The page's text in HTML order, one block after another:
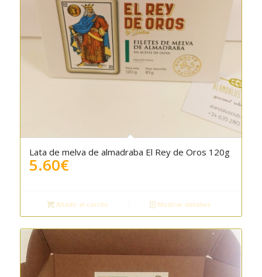
Lata de melva de almadraba El Rey de Oros 120g
5.60€
Añadir al carrito Mostrar detalles